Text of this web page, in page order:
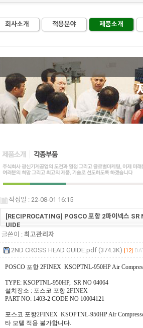
회사소개 적용분야 제품소개
작성일 : 22-08-01 16:15
[RECIPROCATING] POSCO 포항 2파이넥스
UIDE
글쓴이 :최고관리자
2ND CROSS HEAD GUIDE.pdf (374.3K) [12]
POSCO 포항 2FINEX KSOPTNL-950HP Air
TYPE: KSOPTNL-950HP, SR NO 04064
설치장소 : 포스코 포항 2FINEX
PART NO: 1403-2 CODE NO 10004121
포스코 포항2FINEX KSOPTNL-950HP Air
타 모텔 적용 불가합니다.